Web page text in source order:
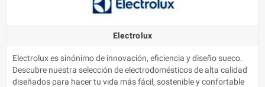
Electrolux
Electrolux es sinónimo de innovación, eficiencia y diseño sueco.
Descubre nuestra selección de electrodomésticos de alta calidad
diseñados para hacer tu vida más fácil, sostenible y confortable